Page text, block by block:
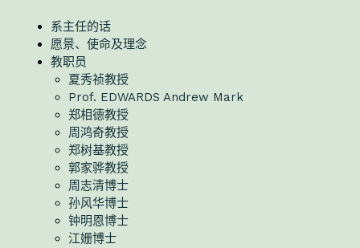
系主任的话
愿景、使命及理念
教职员
夏秀祯教授
Prof. EDWARDS Andrew Mark
郑相德教授
周鸿奇教授
郑树基教授
郭家骅教授
周志清博士
孙风华博士
钟明恩博士
江姗博士